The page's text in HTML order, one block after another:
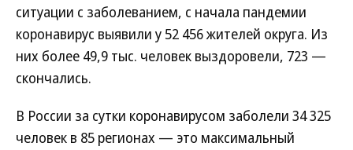
ситуации с заболеванием, с начала пандемии
коронавирус выявили у 52 456 жителей округа. Из
них более 49,9 тыс. человек выздоровели, 723 —
скончались.
В России за сутки коронавирусом заболели 34 325
человек в 85 регионах — это максимальный